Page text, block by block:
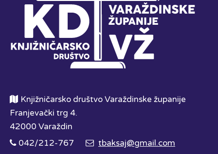
Knjižničarsko društvo Varaždinske županije
Franjevački trg 4.
42000 Varaždin
042/212-767
tbaksaj@gmail.com